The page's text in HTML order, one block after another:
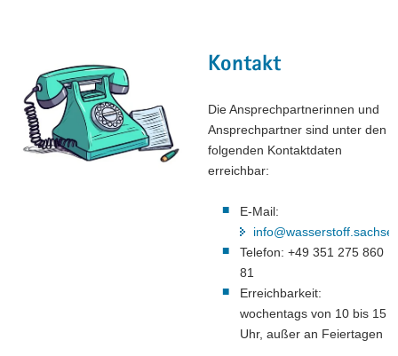
Kontakt
Die Ansprechpartnerinnen und
Ansprechpartner sind unter den
folgenden Kontaktdaten
erreichbar:
E-Mail:
Telefon: +49 351 275 860
81
Erreichbarkeit:
wochentags von 10 bis 15
Uhr, außer an Feiertagen